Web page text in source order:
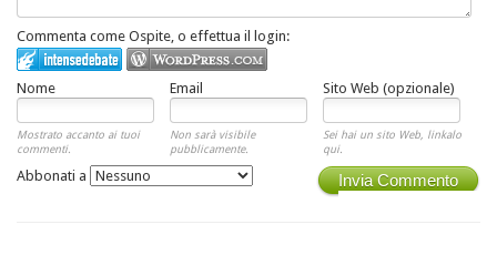
Commenta come Ospite, o effettua il login:
Nome Email Sito Web (opzionale)
Mostrato accanto ai tuoi
commenti.
Non sarà visibile
pubblicamente.
Sei hai un sito Web, linkalo
qui.
Invia Commento
Abbonati a